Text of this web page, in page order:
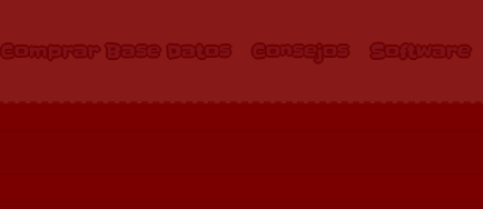
Comprar Base Datos Consejos Software